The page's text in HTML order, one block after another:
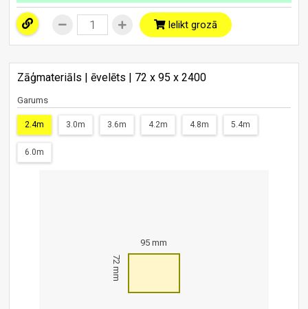
Ielikt grozā
Zāģmateriāls | ēvelēts | 72 x 95 x 2400
Garums
2.4m 3.0m 3.6m 4.2m 4.8m 5.4m
6.0m
95 mm
72 mm